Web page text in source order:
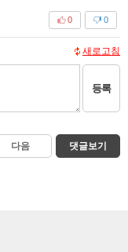
0
0
새로고침
등록
다음 댓글보기